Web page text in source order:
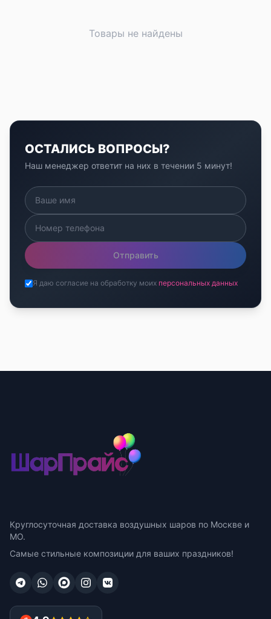
Товары не найдены
ОСТАЛИСЬ ВОПРОСЫ?
Наш менеджер ответит на них в течении 5 минут!
Отправить
Я даю согласие на обработку моих персональных данных
Круглосуточная доставка воздушных шаров по Москве и
МО.
Самые стильные композиции для ваших праздников!